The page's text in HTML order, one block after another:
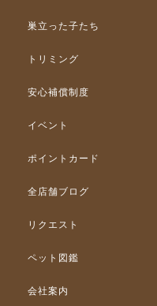
巣立った子たち
トリミング
安心補償制度
イベント
ポイントカード
全店舗ブログ
リクエスト
ペット図鑑
会社案内